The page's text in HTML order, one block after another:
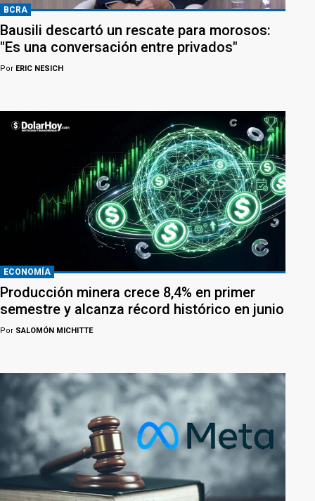
BCRA
Bausili descartó un rescate para morosos:
"Es una conversación entre privados"
Por ERIC NESICH
ECONOMÍA
Producción minera crece 8,4% en primer
semestre y alcanza récord histórico en junio
Por SALOMÓN MICHITTE